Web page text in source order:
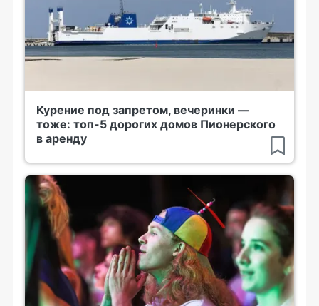
Курение под запретом, вечеринки —
тоже: топ-5 дорогих домов Пионерского
в аренду